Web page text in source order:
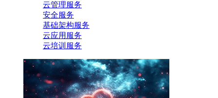
云管理服务
安全服务
基础架构服务
云应用服务
云培训服务